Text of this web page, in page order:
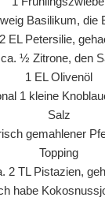
Basilikum, die
2 EL Petersilie,
ca. ½ Zitrone, den
1 EL Olivenöl
1 kleine
Salz
gemahlener
Topping
2 TL Pistazien,
habe